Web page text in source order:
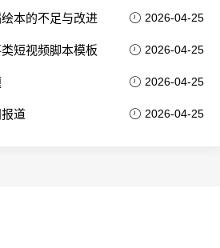
本的不足与改进 2026-04-25
短视频脚本模板 2026-04-25
2026-04-25
道 2026-04-25